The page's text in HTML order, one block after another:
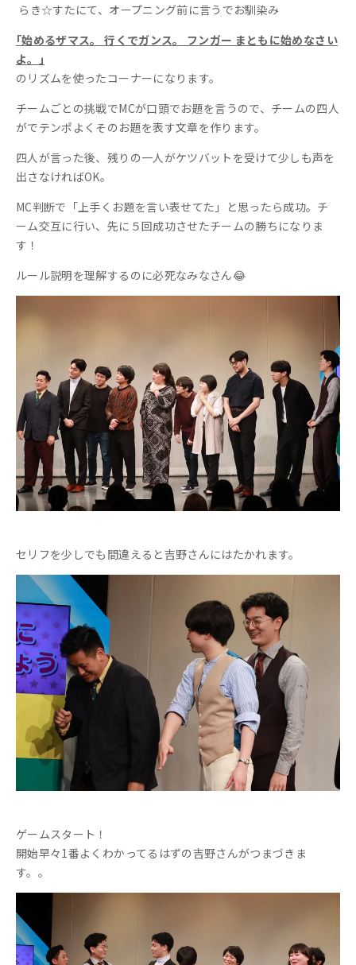
らき☆すたにて、 オープニング前に言うでお馴染み
｢始めるザマス。 行くでガンス。 フンガー まともに始めなさい
よ。｣
のリズムを使ったコーナーになります。
チームごとの挑戦でMCが口頭でお題を言うので、チームの四人
がでテンポよくそのお題を表す文章を作ります。
四人が言った後、残りの一人がケツバットを受けて少しも声を
出さなければOK。
MC判断で「上手くお題を言い表せてた」と思ったら成功。 チ
ーム交互に行い、先に５回成功させたチームの勝ちになりま
す！
ルール説明を理解するのに必死なみなさん😂
セリフを少しでも間違えると吉野さんにはたかれます。
ゲームスタート！
開始早々1番よくわかってるはずの吉野さんがつまづきま
す。。